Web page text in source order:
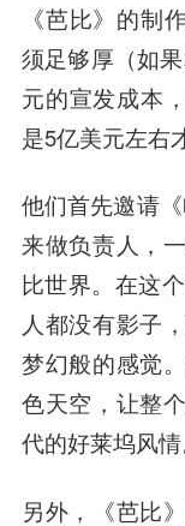
《芭比》的制
须足够厚（如
元的宣发成本
是5亿美元左右
他们首先邀请
来做负责人，
比世界。在这
人都没有影子
梦幻般的感觉
色天空，让整
代的好莱坞风情
另外，《芭比